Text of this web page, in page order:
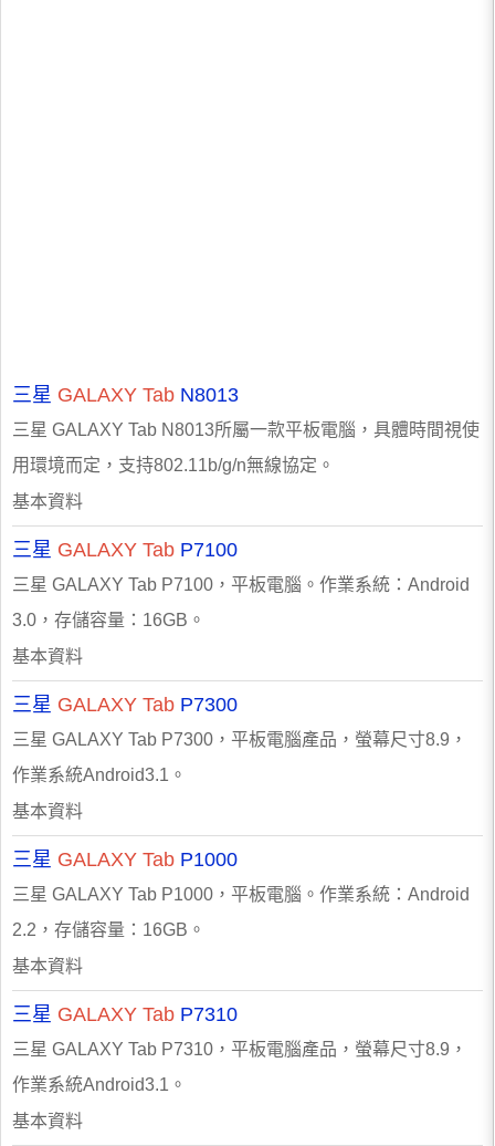
三星 GALAXY Tab N8013
三星 GALAXY Tab N8013所屬一款平板電腦，具體時間視使
用環境而定，支持802.11b/g/n無線協定。
基本資料
三星 GALAXY Tab P7100
三星 GALAXY Tab P7100，平板電腦。作業系統：Android
3.0，存儲容量：16GB。
基本資料
三星 GALAXY Tab P7300
三星 GALAXY Tab P7300，平板電腦產品，螢幕尺寸8.9，
作業系統Android3.1。
基本資料
三星 GALAXY Tab P1000
三星 GALAXY Tab P1000，平板電腦。作業系統：Android
2.2，存儲容量：16GB。
基本資料
三星 GALAXY Tab P7310
三星 GALAXY Tab P7310，平板電腦產品，螢幕尺寸8.9，
作業系統Android3.1。
基本資料